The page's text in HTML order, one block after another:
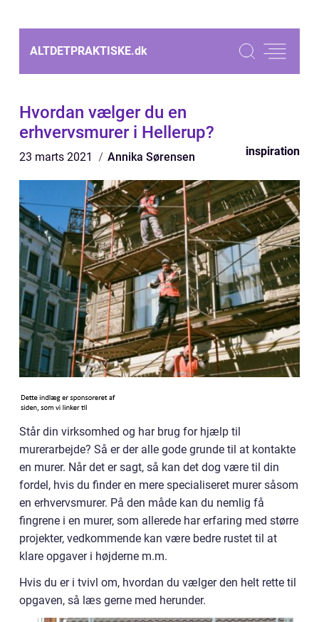
ALTDETPRAKTISKE.dk
Hvordan vælger du en
erhvervsmurer i Hellerup?
23 marts 2021 Annika Sørensen inspiration
Står din virksomhed og har brug for hjælp til
murerarbejde? Så er der alle gode grunde til at kontakte
en murer. Når det er sagt, så kan det dog være til din
fordel, hvis du finder en mere specialiseret murer såsom
en erhvervsmurer. På den måde kan du nemlig få
fingrene i en murer, som allerede har erfaring med større
projekter, vedkommende kan være bedre rustet til at
klare opgaver i højderne m.m.
Hvis du er i tvivl om, hvordan du vælger den helt rette til
opgaven, så læs gerne med herunder.